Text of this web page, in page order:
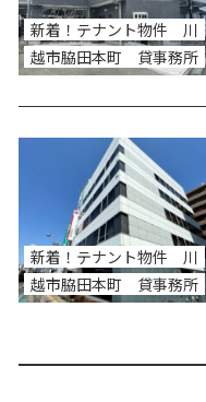
新着！テナント物件 川
越市脇田本町 貸事務所
新着！テナント物件 川
越市脇田本町 貸事務所